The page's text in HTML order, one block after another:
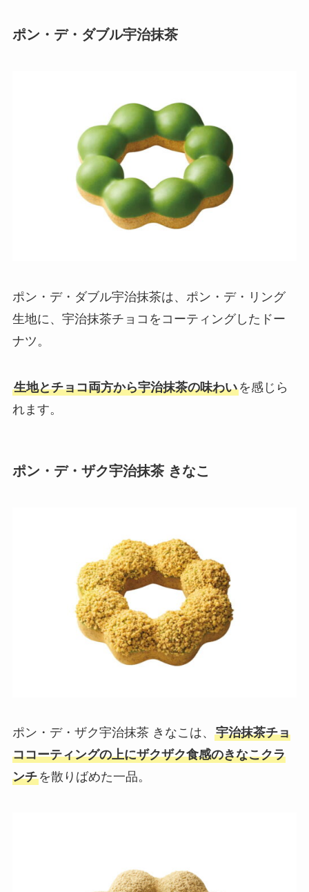
ポン・デ・ダブル宇治抹茶
ポン・デ・ダブル宇治抹茶は、ポン・デ・リング
生地に、宇治抹茶チョコをコーティングしたドー
ナツ。
生地とチョコ両方から宇治抹茶の味わいを感じら
れます。
ポン・デ・ザク宇治抹茶 きなこ
ポン・デ・ザク宇治抹茶 きなこは、 宇治抹茶チョ
ココーティングの上にザクザク食感のきなこクラ
ンチを散りばめた一品。